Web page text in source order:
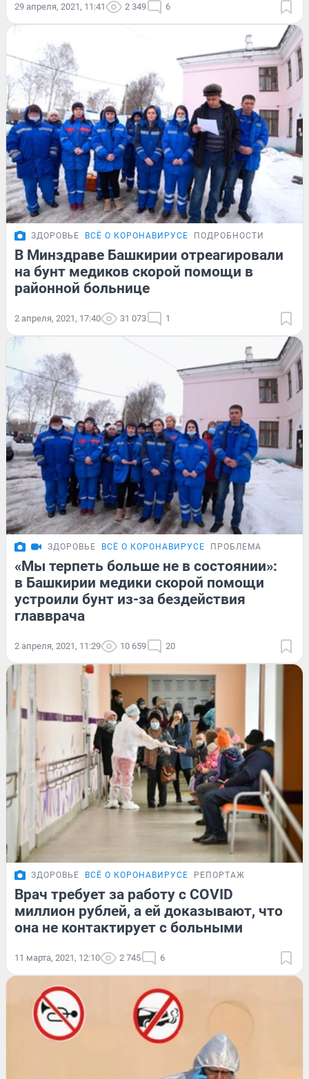
29 апреля, 2021, 11:41 2 349 6
ЗДОРОВЬЕ ВСЁ О КОРОНАВИРУСЕ ПОДРОБНОСТИ
В Минздраве Башкирии отреагировали
на бунт медиков скорой помощи в
районной больнице
2 апреля, 2021, 17:40 31 073 1
ЗДОРОВЬЕ ВСЁ О КОРОНАВИРУСЕ ПРОБЛЕМА
«Мы терпеть больше не в состоянии»:
в Башкирии медики скорой помощи
устроили бунт из-за бездействия
главврача
2 апреля, 2021, 11:29 10 659 20
ЗДОРОВЬЕ ВСЁ О КОРОНАВИРУСЕ РЕПОРТАЖ
Врач требует за работу с COVID
миллион рублей, а ей доказывают, что
она не контактирует с больными
11 марта, 2021, 12:10 2 745 6